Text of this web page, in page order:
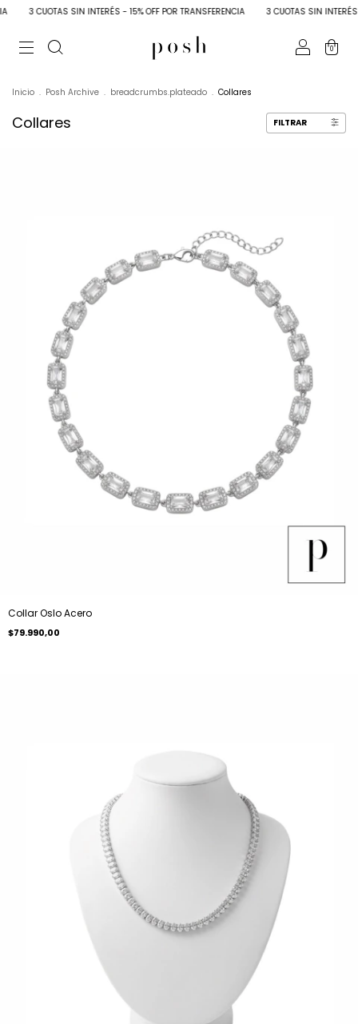
SIN INTERÉS - 15% OFF POR TRANSFERENCIA 3 CUOTAS SIN INTERÉS - 15% OFF
0
Inicio . Posh Archive . breadcrumbs.plateado . Collares
Collares FILTRAR
Collar Oslo Acero
$79.990,00